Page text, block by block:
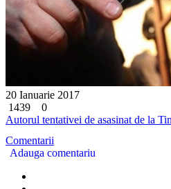
20 Ianuarie 2017
1439
0
Autorul tentativei de asasinat de la
Comentarii
Adauga comentariu